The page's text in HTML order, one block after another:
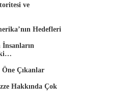
ve
Hedefleri
İnsanların
Öne Çıkanlar
Hakkında Çok